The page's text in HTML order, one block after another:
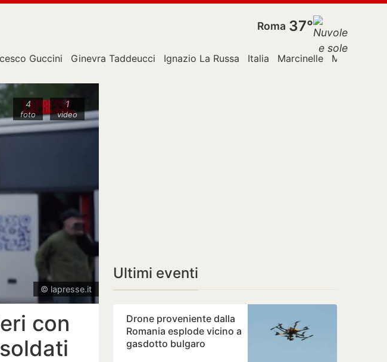
Roma 37°
Guccini Ginevra Taddeucci Ignazio La Russa Italia Marcinelle Milano
4
foto
1
video
© lapresse.it
con
Ultimi eventi
Drone proveniente dalla
Romania esplode vicino a
gasdotto bulgaro